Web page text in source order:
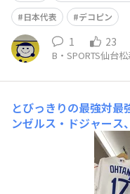
日本代表
デコピン
1 23
B・SPORTS仙台
とびっきりの最強対最
ンゼルス・ドジャース
ございます
ージェイズ⚾️ 第7戦の
ランを打たれて3失点
谷選手が膝に手をつ